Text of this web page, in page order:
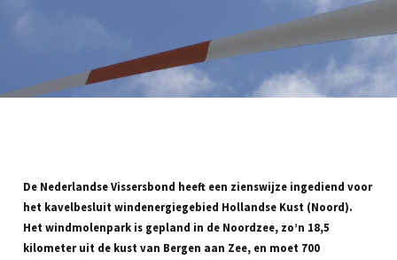
De Nederlandse Vissersbond heeft een zienswijze ingediend voor
het kavelbesluit windenergiegebied Hollandse Kust (Noord).
Het windmolenpark is gepland in de Noordzee, zo’n 18,5
kilometer uit de kust van Bergen aan Zee, en moet 700